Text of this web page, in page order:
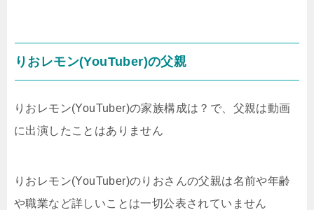
りおレモン(YouTuber)の父親
りおレモン(YouTuber)の家族構成は？で、父親は動画
に出演したことはありません
りおレモン(YouTuber)のりおさんの父親は名前や年齢
や職業など詳しいことは一切公表されていません